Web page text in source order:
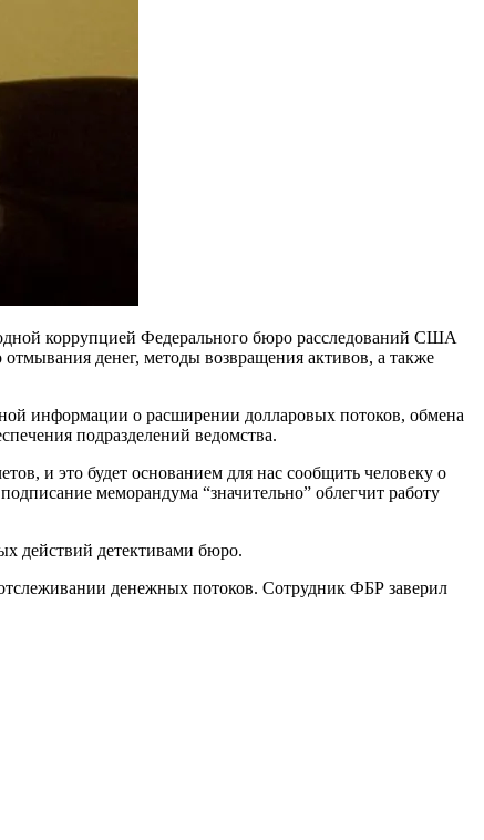
коррупцией Федерального бюро расследований США
денег, методы возвращения активов, а также
информации о расширении долларовых потоков, обмена
подразделений ведомства.
и это будет основанием для нас сообщить человеку о
меморандума “значительно” облегчит работу
действий детективами бюро.
денежных потоков. Сотрудник ФБР заверил